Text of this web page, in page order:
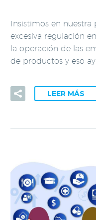
Insistimos en
excesiva regulación
la operación de las
de productos y eso
LEER MÁS